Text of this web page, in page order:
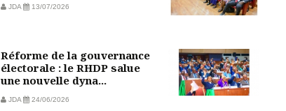
JDA 13/07/2026
Réforme de la gouvernance
électorale : le RHDP salue
une nouvelle dyna...
JDA 24/06/2026